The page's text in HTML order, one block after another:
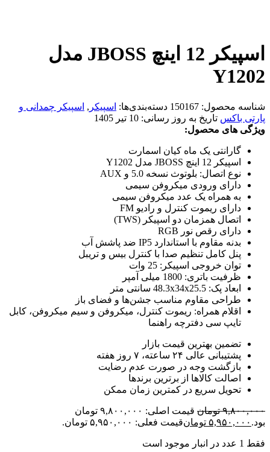
اسپیکر 12 اینچ JBOSS مدل
Y1202
شناسه محصول: 150167 دسته‌بندی‌ها: اسپیکر , اسپیکر چمدانی و
پارتی باکس تاریخ به روز رسانی: 10 تیر 1405
ویژگی های محصول:
گارانتی یک ماه کیان اسمارت
اسپیکر 12 اینچ JBOSS مدل Y1202
نوع اتصال: بلوتوث نسخه 5.0 و AUX
دارای ورودی میکروفن سیمی
به همراه یک عدد میکروفن سیمی
دارای ریموت کنترل و رادیو FM
اتصال همزمان دو اسپیکر (TWS)
دارای رقص نور RGB
بدنه مقاوم با استاندارد IP5 ضد پاشش آب
پنل کامل تنظیم صدا با کنترل بیس و تریبل
توان خروجی اسپیکر: 25 وات
ظرفیت باتری: 1800 میلی آمپر
ابعاد پک: 48.3x34x25.5 سانتی متر
طراحی مقاوم مناسب جشن‌ها و فضای باز
اقلام همراه: ریموت کنترل، میکروفن و سیم میکروفن، کابل
تایپ سی دفترچه راهنما
تضمین بهترین قیمت بازار
پشتیبانی عالی ۲۴ ساعته، ۷ روز هفته
بازگشت وجه در صورت عدم رضایت
اصالت کالاها از برترین برندها
تحویل سریع در کمترین زمان ممکن
۹,۸۰۰,۰۰۰ تومان
قیمت اصلی: ۹,۸۰۰,۰۰۰ تومان
بود. ۵,۹۵۰,۰۰۰ تومانقیمت فعلی: ۵,۹۵۰,۰۰۰ تومان.
فقط 1 عدد در انبار موجود است